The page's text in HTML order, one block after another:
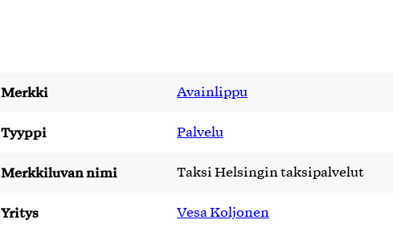
Merkki Avainlippu
Tyyppi Palvelu
Merkkiluvan nimi Taksi Helsingin taksipalvelut
Yritys Vesa Koljonen